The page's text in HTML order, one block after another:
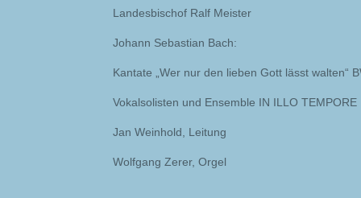
Landesbischof Ralf Meister
Johann Sebastian Bach:
Kantate „Wer nur den lieben Gott lässt walten“
Vokalsolisten und Ensemble IN ILLO TEMPORE
Jan Weinhold, Leitung
Wolfgang Zerer, Orgel